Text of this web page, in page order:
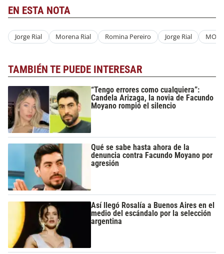
EN ESTA NOTA
Jorge Rial Morena Rial Romina Pereiro Jorge Rial
TAMBIÉN TE PUEDE INTERESAR
“Tengo errores como cualquiera”:
Candela Arizaga, la novia de Facundo
Moyano rompió el silencio
Qué se sabe hasta ahora de la
denuncia contra Facundo Moyano por
agresión
Así llegó Rosalía a Buenos Aires en el
medio del escándalo por la selección
argentina